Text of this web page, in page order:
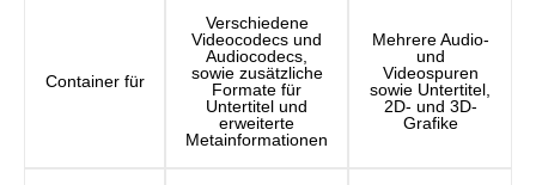
Container für
Verschiedene
Videocodecs und
Audiocodecs,
sowie zusätzliche
Formate für
Untertitel und
erweiterte
Metainformationen
Mehrere Audio-
und
Videospuren
sowie Untertitel,
2D- und 3D-
Grafike